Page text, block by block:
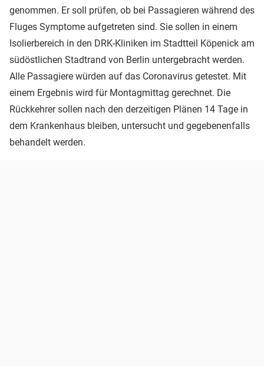
genommen. Er soll prüfen, ob bei Passagieren während des
Fluges Symptome aufgetreten sind. Sie sollen in einem
Isolierbereich in den DRK-Kliniken im Stadtteil Köpenick am
südöstlichen Stadtrand von Berlin untergebracht werden.
Alle Passagiere würden auf das Coronavirus getestet. Mit
einem Ergebnis wird für Montagmittag gerechnet. Die
Rückkehrer sollen nach den derzeitigen Plänen 14 Tage in
dem Krankenhaus bleiben, untersucht und gegebenenfalls
behandelt werden.